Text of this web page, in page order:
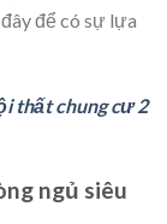
để có sự lựa
thất chung cư 2
ngủ siêu